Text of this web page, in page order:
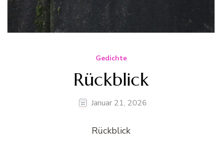
Gedichte
Rückblick
Januar 21, 2026
Rückblick